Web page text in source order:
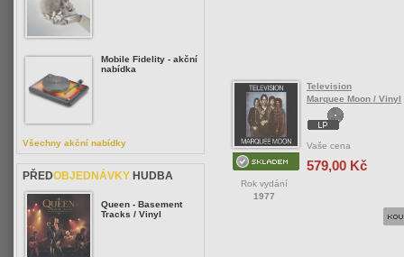
Rok vydání
1977
Television
Marquee Moon / Vinyl
Vaše cena
579,00 Kč
Mobile Fidelity - akční
nabídka
Všechny akční nabídky
PŘEDOBJEDNÁVKY HUDBA
Queen - Basement
Tracks / Vinyl